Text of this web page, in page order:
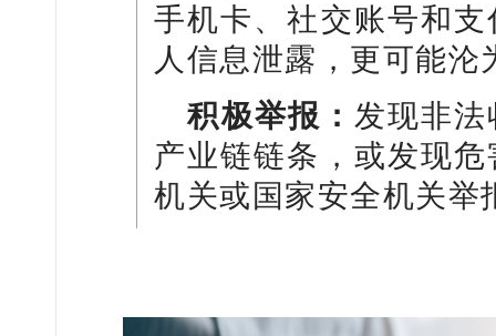
手机卡、社交账号和
人信息泄露，更可能沦
积极举报： 发现非
产业链链条，或发现
机关或国家安全机关举